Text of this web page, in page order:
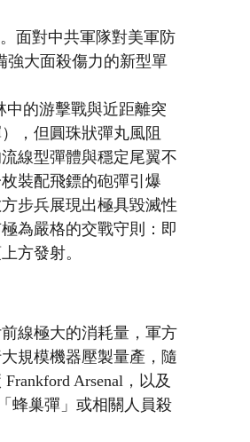
面對中共軍隊對美軍防
強大面殺傷力的新型單
中的游擊戰與近距離突
，但圓珠狀彈丸風阻
線型彈體與穩定尾翼不
裝配飛鏢的砲彈引爆
步兵展現出極具毀滅性
為嚴格的交戰守則：即
方發射。
線極大的消耗量，軍方
規模機器壓製量產，隨
Arsenal，以及
蜂巢彈」或相關人員殺